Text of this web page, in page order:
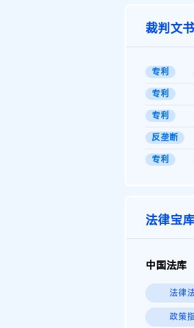
裁判文书
专利
专利
专利
反垄断
专利
法律宝库
中国法库
法律
政策